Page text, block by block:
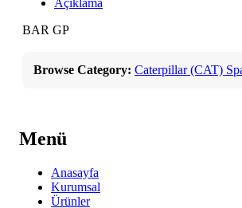
BAR GP
Browse Category: Caterpillar (CAT)
Menü
Anasayfa
Kurumsal
Ürünler